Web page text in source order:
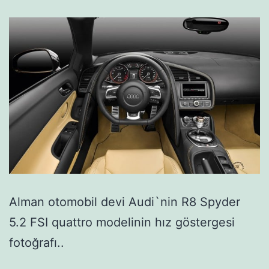
Alman otomobil devi Audi`nin R8 Spyder
5.2 FSI quattro modelinin hız göstergesi
fotoğrafı..